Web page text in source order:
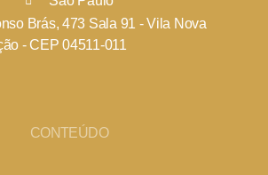
Brás, 473 Sala 91 - Vila Nova
- CEP 04511-011
CONTEÚDO